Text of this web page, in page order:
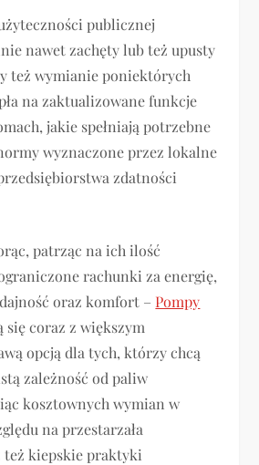
publicznej
nawet zachęty lub też upusty
też wymianie poniektórych
na zaktualizowane funkcje
jakie spełniają potrzebne
wyznaczone przez lokalne
zdatności
patrząc na ich ilość
rachunki za energię,
oraz komfort – Pompy
się coraz z większym
opcją dla tych, którzy chcą
zależność od paliw
kosztownych wymian w
na przestarzała
też kiepskie praktyki